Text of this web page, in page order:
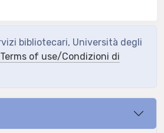
bibliotecari, Università degli
Terms of use/Condizioni di